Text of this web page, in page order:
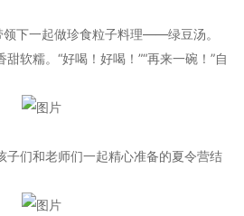
下一起做珍食粒子料理——绿豆汤。
软糯。“好喝！好喝！”“再来一碗！”自
们和老师们一起精心准备的夏令营结